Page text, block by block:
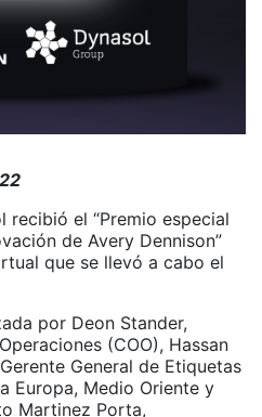
recibió el “Premio especial
de Avery Dennison”
que se llevó a cabo el
por Deon Stander,
(COO), Hassan
General de Etiquetas
Europa, Medio Oriente y
Martinez Porta,